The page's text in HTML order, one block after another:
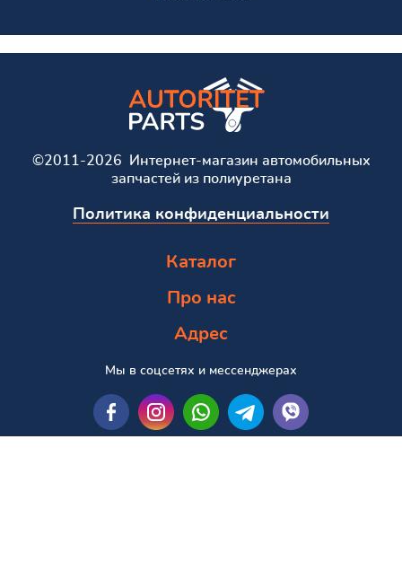
©2011-2026 Интернет-магазин автомобильных
запчастей из полиуретана
Политика конфиденциальности
Каталог
Про нас
Адрес
Мы в соцсетях и мессенджерах